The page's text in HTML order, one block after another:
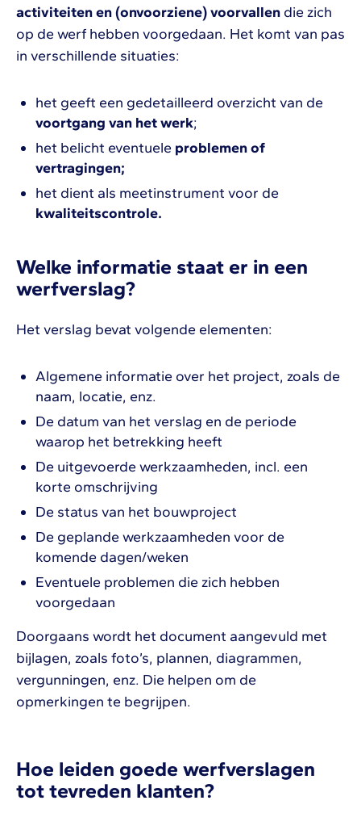
activiteiten en (onvoorziene) voorvallen die zich
op de werf hebben voorgedaan. Het komt van pas
in verschillende situaties:
het geeft een gedetailleerd overzicht van de
voortgang van het werk;
het belicht eventuele problemen of
vertragingen;
het dient als meetinstrument voor de
kwaliteitscontrole.
Welke informatie staat er in een
werfverslag?
Het verslag bevat volgende elementen:
Algemene informatie over het project, zoals de
naam, locatie, enz.
De datum van het verslag en de periode
waarop het betrekking heeft
De uitgevoerde werkzaamheden, incl. een
korte omschrijving
De status van het bouwproject
De geplande werkzaamheden voor de
komende dagen/weken
Eventuele problemen die zich hebben
voorgedaan
Doorgaans wordt het document aangevuld met
bijlagen, zoals foto’s, plannen, diagrammen,
vergunningen, enz. Die helpen om de
opmerkingen te begrijpen.
Hoe leiden goede werfverslagen
tot tevreden klanten?